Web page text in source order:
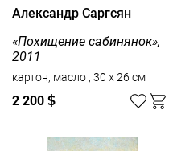
Александр Саргсян
«Похищение сабинянок»,
2011
картон, масло , 30 x 26 см
2 200 $